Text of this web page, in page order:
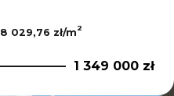
8 029,76 zł/m2
1 349 000 zł